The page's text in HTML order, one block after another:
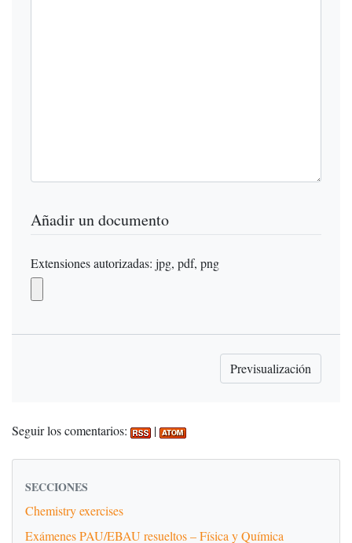
Añadir un documento
Extensiones autorizadas: jpg, pdf, png
Seguir los comentarios: |
SECCIONES
Chemistry exercises
Exámenes PAU/EBAU resueltos – Física y Química